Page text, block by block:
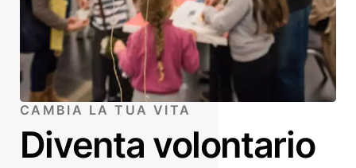
CAMBIA LA TUA VITA
Diventa volontario